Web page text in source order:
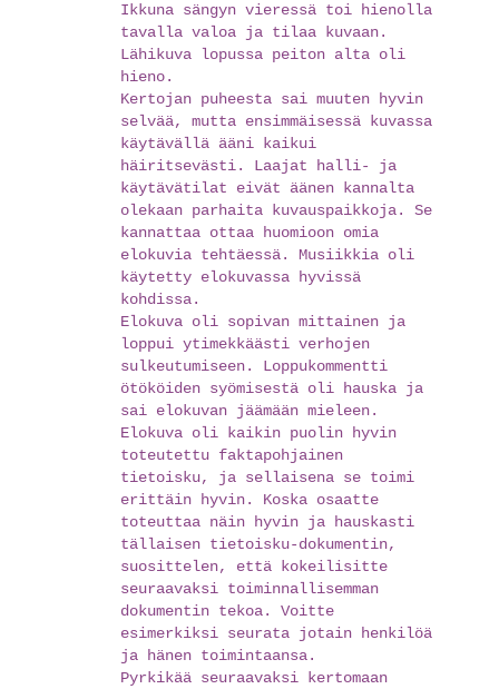
Ikkuna sängyn vieressä toi hienolla
tavalla valoa ja tilaa kuvaan.
Lähikuva lopussa peiton alta oli
hieno.
Kertojan puheesta sai muuten hyvin
selvää, mutta ensimmäisessä kuvassa
käytävällä ääni kaikui
häiritsevästi. Laajat halli- ja
käytävätilat eivät äänen kannalta
olekaan parhaita kuvauspaikkoja. Se
kannattaa ottaa huomioon omia
elokuvia tehtäessä. Musiikkia oli
käytetty elokuvassa hyvissä
kohdissa.
Elokuva oli sopivan mittainen ja
loppui ytimekkäästi verhojen
sulkeutumiseen. Loppukommentti
ötököiden syömisestä oli hauska ja
sai elokuvan jäämään mieleen.
Elokuva oli kaikin puolin hyvin
toteutettu faktapohjainen
tietoisku, ja sellaisena se toimi
erittäin hyvin. Koska osaatte
toteuttaa näin hyvin ja hauskasti
tällaisen tietoisku-dokumentin,
suosittelen, että kokeilisitte
seuraavaksi toiminnallisemman
dokumentin tekoa. Voitte
esimerkiksi seurata jotain henkilöä
ja hänen toimintaansa.
Pyrkikää seuraavaksi kertomaan